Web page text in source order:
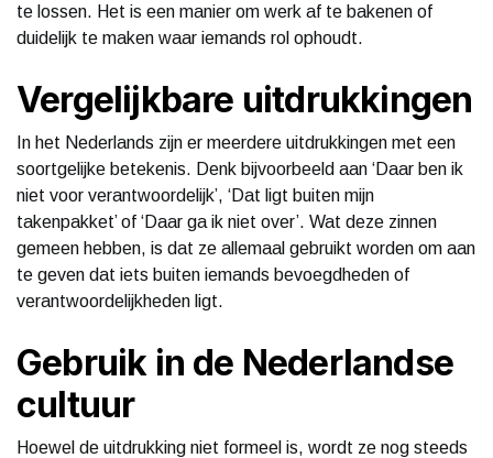
te lossen. Het is een manier om werk af te bakenen of
duidelijk te maken waar iemands rol ophoudt.
Vergelijkbare uitdrukkingen
In het Nederlands zijn er meerdere uitdrukkingen met een
soortgelijke betekenis. Denk bijvoorbeeld aan ‘Daar ben ik
niet voor verantwoordelijk’, ‘Dat ligt buiten mijn
takenpakket’ of ‘Daar ga ik niet over’. Wat deze zinnen
gemeen hebben, is dat ze allemaal gebruikt worden om aan
te geven dat iets buiten iemands bevoegdheden of
verantwoordelijkheden ligt.
Gebruik in de Nederlandse
cultuur
Hoewel de uitdrukking niet formeel is, wordt ze nog steeds